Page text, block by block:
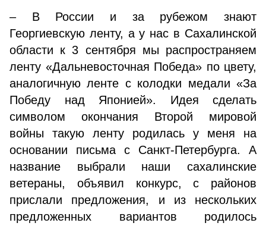
– В России и за рубежом знают
Георгиевскую ленту, а у нас в Сахалинской
области к 3 сентября мы распространяем
ленту «Дальневосточная Победа» по цвету,
аналогичную ленте с колодки медали «За
Победу над Японией». Идея сделать
символом окончания Второй мировой
войны такую ленту родилась у меня на
основании письма с Санкт-Петербурга. А
название выбрали наши сахалинские
ветераны, объявил конкурс, с районов
прислали предложения, и из нескольких
предложенных вариантов родилось